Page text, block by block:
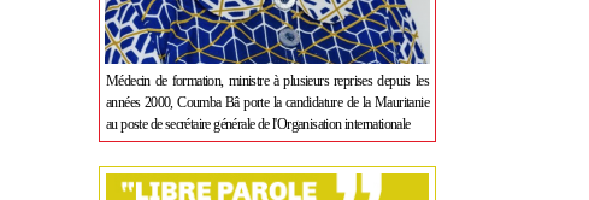
Médecin de formation, ministre à plusieurs reprises depuis les
années 2000, Coumba Bâ porte la candidature de la Mauritanie
au poste de secrétaire générale de l'Organisation internationale